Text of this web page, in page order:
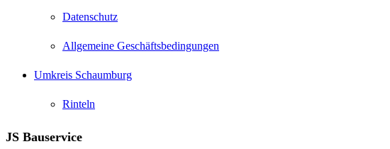
Datenschutz
Allgemeine Geschäftsbedingungen
Umkreis Schaumburg
Rinteln
JS Bauservice